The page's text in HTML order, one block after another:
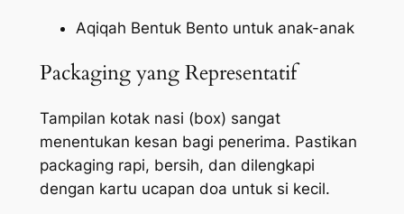
Aqiqah Bentuk Bento untuk anak-anak
Packaging yang Representatif
Tampilan kotak nasi (box) sangat
menentukan kesan bagi penerima. Pastikan
packaging rapi, bersih, dan dilengkapi
dengan kartu ucapan doa untuk si kecil.